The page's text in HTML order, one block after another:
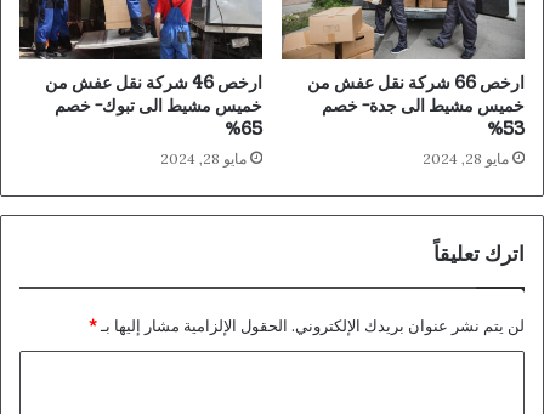
ارخص 66 شركة نقل عفش من
خميس مشيط الى جدة- خصم
53%
مايو 28, 2024
ارخص 46 شركة نقل عفش من
خميس مشيط الى تبوك- خصم
65%
مايو 28, 2024
اترك تعليقاً
لن يتم نشر عنوان بريدك الإلكتروني. الحقول الإلزامية مشار إليها بـ*